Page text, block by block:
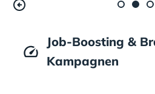
Job-Boosting & Branding-
Kampagnen